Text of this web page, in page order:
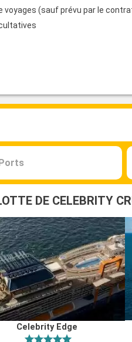
voyages (sauf prévu par le
DE CELEBRITY
Celebrity Edge